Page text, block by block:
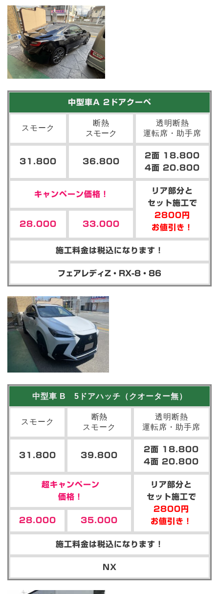
中型車A 2ドアクーペ
スモーク
断熱
スモーク
透明断熱
運転席・助手席
31.800 36.800
2面 18.800
4面 20.800
キャンペーン価格！
リア部分と
セット施工で
2800円
お値引き！
28.000 33.000
施工料金は税込になります！
フェアレディZ・RX-8・86
中型車 B 5ドアハッチ（クオーター無）
スモーク
断熱
スモーク
透明断熱
運転席・助手席
31.800 39.800
2面 18.800
4面 20.800
超キャンペーン
価格！
リア部分と
セット施工で
2800円
お値引き！
28.000 35.000
施工料金は税込になります！
NX